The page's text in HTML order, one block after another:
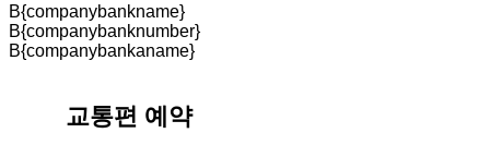
B{companybankname}
B{companybanknumber}
B{companybankaname}
교통편 예약